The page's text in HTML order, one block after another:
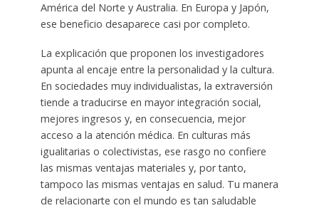
América del Norte y Australia. En Europa y Japón,
ese beneficio desaparece casi por completo.
La explicación que proponen los investigadores
apunta al encaje entre la personalidad y la cultura.
En sociedades muy individualistas, la extraversión
tiende a traducirse en mayor integración social,
mejores ingresos y, en consecuencia, mejor
acceso a la atención médica. En culturas más
igualitarias o colectivistas, ese rasgo no confiere
las mismas ventajas materiales y, por tanto,
tampoco las mismas ventajas en salud. Tu manera
de relacionarte con el mundo es tan saludable